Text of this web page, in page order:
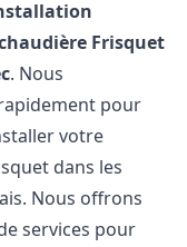
Frisquet
. Nous
pour
votre
dans les
Nous offrons
services pour